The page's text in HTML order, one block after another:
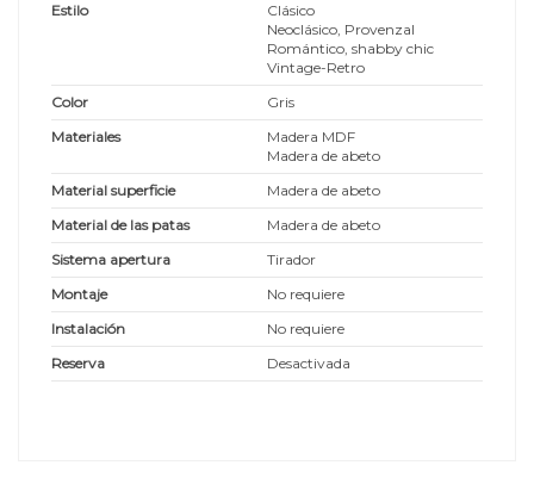
Estilo
Clásico
Neoclásico, Provenzal
Romántico, shabby chic
Vintage-Retro
Color
Gris
Materiales
Madera MDF
Madera de abeto
Material superficie
Madera de abeto
Material de las patas
Madera de abeto
Sistema apertura
Tirador
Montaje
No requiere
Instalación
No requiere
Reserva
Desactivada